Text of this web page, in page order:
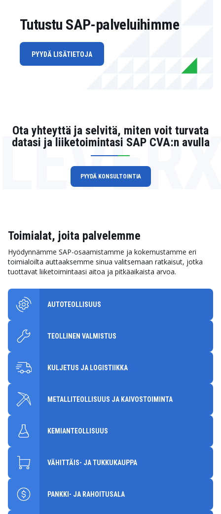
Tutustu SAP-palveluihimme
PYYDÄ LISÄTIETOJA
Ota yhteyttä ja selvitä, miten voit turvata
datasi ja liiketoimintasi SAP CVA:n avulla
PYYDÄ KONSULTOINTIA
Toimialat, joita palvelemme
Hyödynnämme SAP-osaamistamme ja kokemustamme eri
toimialoilta auttaaksemme sinua valitsemaan ratkaisut, jotka
tuottavat liiketoimintaasi aitoa ja pitkäaikaista arvoa.
AUTOTEOLLISUUS
TEOLLINEN VALMISTUS
KULJETUS JA LOGISTIIKKA
METALLITEOLLISUUS JA KAIVOSTOIMINTA
KEMIANTEOLLISUUS
VÄHITTÄIS- JA TUKKUKAUPPA
PANKKI- JA RAHOITUSALA